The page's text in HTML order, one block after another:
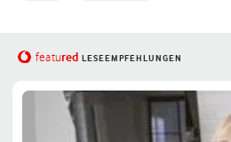
featured LESEEMPFEHLUNGEN